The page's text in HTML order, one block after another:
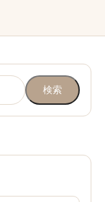
検索